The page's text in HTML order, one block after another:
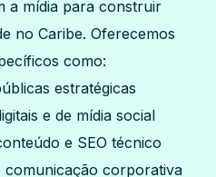
a mídia para construir
no Caribe. Oferecemos
como:
estratégicas
e de mídia social
e SEO técnico
comunicação corporativa